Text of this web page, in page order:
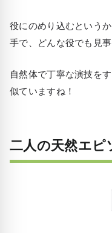
役にのめり込むという
手で、どんな役でも見
自然体で丁寧な演技を
似ていますね！
二人の天然エピ